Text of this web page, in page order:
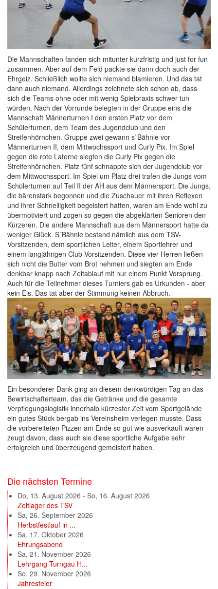
Die Mannschaften fanden sich mitunter kurzfristig und just for fun
zusammen. Aber auf dem Feld packte sie dann doch auch der
Ehrgeiz. Schließlich wollte sich niemand blamieren. Und das tat
dann auch niemand. Allerdings zeichnete sich schon ab, dass
sich die Teams ohne oder mit wenig Spielpraxis schwer tun
würden. Nach der Vorrunde belegten in der Gruppe eins die
Mannschaft Männerturnen I den ersten Platz vor dem
Schülerturnen, dem Team des Jugendclub und den
Streifenhörnchen. Gruppe zwei gewann s`Bähnle vor
Männerturnen II, dem Mittwochssport und Curly Pix. Im Spiel
gegen die rote Laterne siegten die Curly Pix gegen die
Streifenhörnchen. Platz fünf schnappte sich der Jugendclub vor
dem Mittwochssport. Im Spiel um Platz drei trafen die Jungs vom
Schülerturnen auf Teil II der AH aus dem Männersport. Die Jungs,
die bärenstark begonnen und die Zuschauer mit ihren Reflexen
und ihrer Schnelligkeit begeistert hatten, waren am Ende wohl zu
übermotiviert und zogen so gegen die abgeklärten Senioren den
Kürzeren. Die andere Mannschaft aus dem Männersport hatte da
weniger Glück. S´Bähnle bestand nämlich aus dem TSV-
Vorsitzenden, dem sportlichen Leiter, einem Sportlehrer und
einem langjährigen Club-Vorsitzenden. Diese vier Herren ließen
sich nicht die Butter vom Brot nehmen und siegten am Ende
denkbar knapp nach Zeitablauf mit nur einem Punkt Vorsprung.
Auch für die Teilnehmer dieses Turniers gab es Urkunden - aber
kein Eis. Das tat aber der Stimmung keinen Abbruch.
Ein besonderer Dank ging an diesem denkwürdigen Tag an das
Bewirtschafterteam, das die Getränke und die gesamte
Verpflegungslogistik innerhalb kürzester Zeit vom Sportgelände
ein gutes Stück bergab ins Vereinsheim verlegen musste. Dass
die vorbereiteten Pizzen am Ende so gut wie ausverkauft waren
zeugt davon, dass auch sie diese sportliche Aufgabe sehr
erfolgreich und überzeugend gemeistert haben.
Die nächsten Termine
Do, 13. August 2026 - So, 16. August 2026
Zeltlager des TSV
Sa, 26. September 2026
Herbstfestlauf in ...
Sa, 17. Oktober 2026
Ehrungsabend
Sa, 21. November 2026
Lehrgang Turngau H...
So, 29. November 2026
Jahresfeier